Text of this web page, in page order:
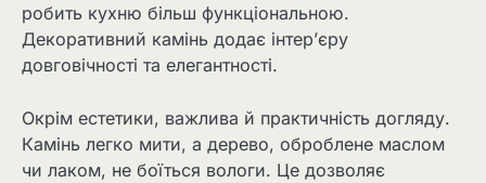
робить кухню більш функціональною.
Декоративний камінь додає інтер’єру
довговічності та елегантності.
Окрім естетики, важлива й практичність догляду.
Камінь легко мити, а дерево, оброблене маслом
чи лаком, не боїться вологи. Це дозволяє